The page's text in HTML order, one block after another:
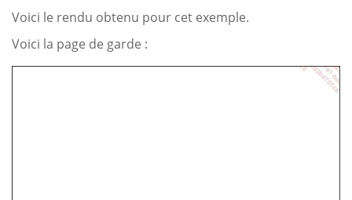
Voici le rendu obtenu pour cet exemple.
Voici la page de garde :